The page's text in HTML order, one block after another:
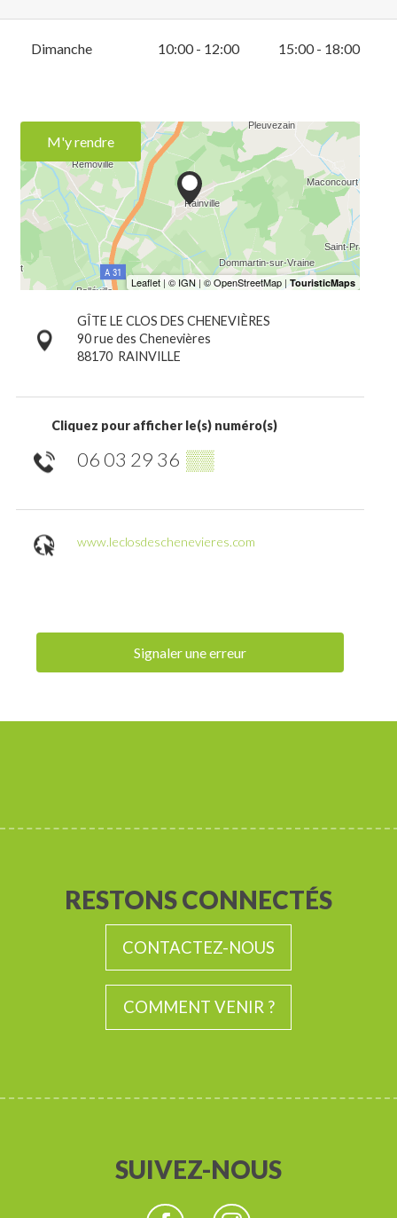
Dimanche 10:00 - 12:00 15:00 - 18:00
M'y rendre
GÎTE LE CLOS DES CHENEVIÈRES
90 rue des Chenevières
88170 RAINVILLE
Cliquez pour afficher le(s) numéro(s)
06 03 29 36 ▒▒
www.leclosdeschenevieres.com
Signaler une erreur
RESTONS CONNECTÉS
CONTACTEZ-NOUS
COMMENT VENIR ?
SUIVEZ-NOUS